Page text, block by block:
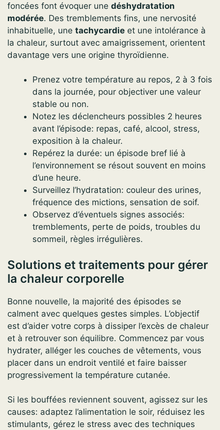
foncées font évoquer une déshydratation
modérée. Des tremblements fins, une nervosité
inhabituelle, une tachycardie et une intolérance à
la chaleur, surtout avec amaigrissement, orientent
davantage vers une origine thyroïdienne.
Prenez votre température au repos, 2 à 3 fois
dans la journée, pour objectiver une valeur
stable ou non.
Notez les déclencheurs possibles 2 heures
avant l’épisode: repas, café, alcool, stress,
exposition à la chaleur.
Repérez la durée: un épisode bref lié à
l’environnement se résout souvent en moins
d’une heure.
Surveillez l’hydratation: couleur des urines,
fréquence des mictions, sensation de soif.
Observez d’éventuels signes associés:
tremblements, perte de poids, troubles du
sommeil, règles irrégulières.
Solutions et traitements pour gérer
la chaleur corporelle
Bonne nouvelle, la majorité des épisodes se
calment avec quelques gestes simples. L’objectif
est d’aider votre corps à dissiper l’excès de chaleur
et à retrouver son équilibre. Commencez par vous
hydrater, alléger les couches de vêtements, vous
placer dans un endroit ventilé et faire baisser
progressivement la température cutanée.
Si les bouffées reviennent souvent, agissez sur les
causes: adaptez l’alimentation le soir, réduisez les
stimulants, gérez le stress avec des techniques